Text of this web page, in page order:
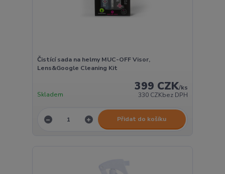
Čistící sada na helmy MUC-OFF Visor,
Lens&Google Cleaning Kit
399 CZK/ks
330 CZKbez DPH
Skladem
Přidat do košíku